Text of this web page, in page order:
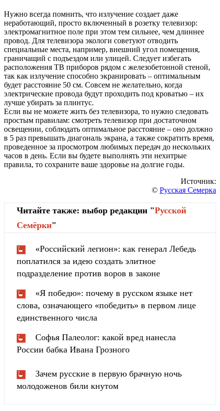
Нужно всегда помнить, что излучение создает даже
неработающий, просто включенный в розетку телевизор:
электромагнитное поле при этом тем сильнее, чем длиннее
провод. Для телевизора экологи советуют отводить
специальные места, например, внешний угол помещения,
граничащий с подъездом или улицей. Следует избегать
расположения ТВ приборов рядом с железобетонной стеной,
так как излучение способно экранировать – оптимальным
будет расстояние 50 см. Совсем не желательно, когда
электрические провода будут проходить под кроватью – их
лучше убирать за плинтус.
Если вы не можете жить без телевизора, то нужно следовать
простым правилам: смотреть телевизор при достаточном
освещении, соблюдать оптимальное расстояние – оно должно
в 5 раз превышать диагональ экрана, а также сократить время,
проведенное за просмотром любимых передач до нескольких
часов в день. Если вы будете выполнять эти нехитрые
правила, то сохраните ваше здоровье на долгие годы.
Источник:
© Русская Семерка
Читайте также: выбор редакции "Русской
Cемёрки"
«Российский легион»: как генерал Лебедь
поплатился за идею создать элитное
подразделение против воров в законе
«Я победю»: почему в русском языке нет
слова, означающего «победить» в первом лице
единственного числа
Софья Палеолог: какой вред нанесла
России бабка Ивана Грозного
Зачем русские в первую брачную ночь
молодоженов били кнутом